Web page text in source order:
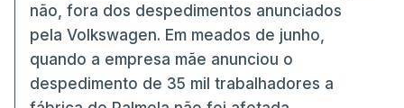
não, fora dos despedimentos anunciados
pela Volkswagen. Em meados de junho,
quando a empresa mãe anunciou o
despedimento de 35 mil trabalhadores a